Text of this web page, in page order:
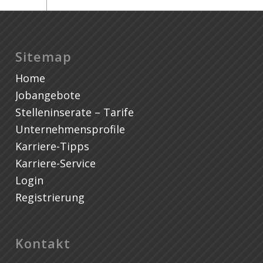
Sitemap
Home
Jobangebote
Stelleninserate – Tarife
Unternehmensprofile
Karriere-Tipps
Karriere-Service
Login
Registrierung
Kontakt